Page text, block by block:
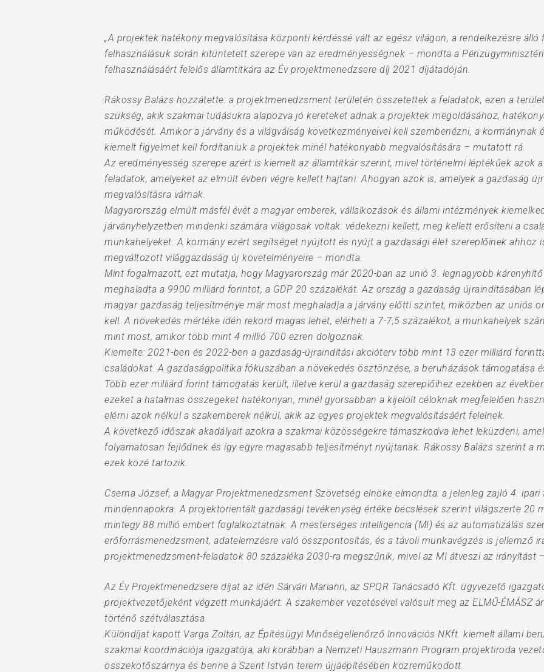
Hit enter to search or ESC to close
„A projektek hatékony megvalósítása központi kérdéssé vált az egész világon, a rendelkezésre
felhasználásuk során kitüntetett szerepe van az eredményességnek – mondta a
felhasználásáért felelős államtitkára az Év projektmenedzsere díj 2021 díjátadóján.
Rákossy Balázs hozzátette: a projektmenedzsment területén összetettek a feladatok, ezen a
szükség, akik szakmai tudásukra alapozva jó kereteket adnak a projektek megoldásához,
működését. Amikor a járvány és a világválság következményeivel kell szembenézni, a kormánynak
kiemelt figyelmet kell fordítaniuk a projektek minél hatékonyabb megvalósítására – mutatott rá.
Az eredményesség szerepe azért is kiemelt az államtitkár szerint, mivel történelmi léptékűek azok
feladatok, amelyeket az elmúlt évben végre kellett hajtani. Ahogyan azok is, amelyek a gazdaság
megvalósításra várnak.
Magyarország elmúlt másfél évét a magyar emberek, vállalkozások és állami intézmények
járványhelyzetben mindenki számára világosak voltak: védekezni kellett, meg kellett erősíteni a
munkahelyeket. A kormány ezért segítséget nyújtott és nyújt a gazdasági élet szereplőinek ahhoz
megváltozott világgazdaság új követelményeire – mondta.
Mint fogalmazott, ezt mutatja, hogy Magyarország már 2020-ban az unió 3. legnagyobb
meghaladta a 9900 milliárd forintot, a GDP 20 százalékát. Az ország a gazdaság újraindításában
magyar gazdaság teljesítménye már most meghaladja a járvány előtti szintet, miközben az uniós
kell. A növekedés mértéke idén rekord magas lehet, elérheti a 7-7,5 százalékot, a munkahelyek
mint most, amikor több mint 4 millió 700 ezren dolgoznak.
Kiemelte: 2021-ben és 2022-ben a gazdaság-újraindítási akcióterv több mint 13 ezer milliárd
családokat. A gazdaságpolitika fókuszában a növekedés ösztönzése, a beruházások támogatása
Több ezer milliárd forint támogatás került, illetve kerül a gazdaság szereplőihez ezekben az
ezeket a hatalmas összegeket hatékonyan, minél gyorsabban a kijelölt céloknak megfelelően
elérni azok nélkül a szakemberek nélkül, akik az egyes projektek megvalósításáért felelnek.
A következő időszak akadályait azokra a szakmai közösségekre támaszkodva lehet leküzdeni,
folyamatosan fejlődnek és így egyre magasabb teljesítményt nyújtanak. Rákossy Balázs szerint a
ezek közé tartozik.
Cserna József, a Magyar Projektmenedzsment Szövetség elnöke elmondta: a jelenleg zajló 4.
mindennapokra. A projektorientált gazdasági tevékenység értéke becslések szerint világszerte 20
mintegy 88 millió embert foglalkoztatnak. A mesterséges intelligencia (MI) és az automatizálás
erőforrásmenedzsment, adatelemzésre való összpontosítás, és a távoli munkavégzés is jellemző
projektmenedzsment-feladatok 80 százaléka 2030-ra megszűnik, mivel az MI átveszi az irányítást
Az Év Projektmenedzsere díjat az idén Sárvári Mariann, az SPQR Tanácsadó Kft. ügyvezető
projektvezetőjeként végzett munkájáért. A szakember vezetésével valósult meg az ELMŰ-ÉMÁSZ
történő szétválasztása.
Különdíjat kapott Varga Zoltán, az Építésügyi Minőségellenőrző Innovációs NKft. kiemelt állami
szakmai koordinációja igazgatója, aki korábban a Nemzeti Hauszmann Program projektiroda
összekötőszárnya és benne a Szent István terem újjáépítésében közreműködött.